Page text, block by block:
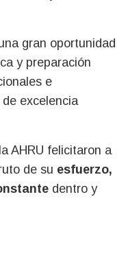
gran oportunidad
y preparación
e
excelencia
AHRU felicitaron a
de su esfuerzo,
dentro y